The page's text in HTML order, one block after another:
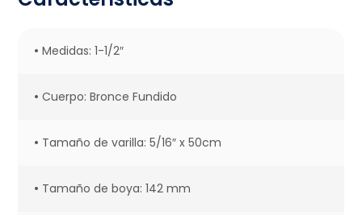
• Medidas: 1-1/2″
• Cuerpo: Bronce Fundido
• Tamaño de varilla: 5/16″ x 50cm
• Tamaño de boya: 142 mm